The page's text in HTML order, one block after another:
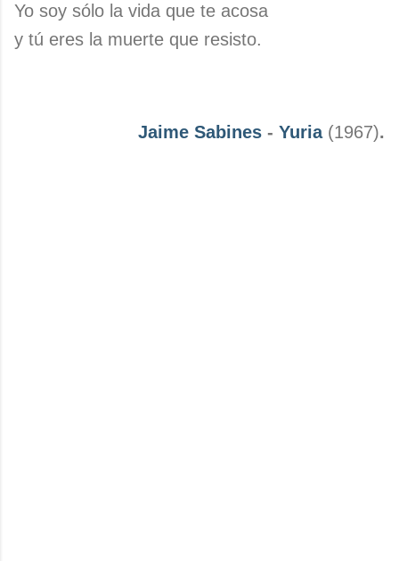
Yo soy sólo la vida que te acosa
y tú eres la muerte que resisto.
Jaime Sabines - Yuria (1967).